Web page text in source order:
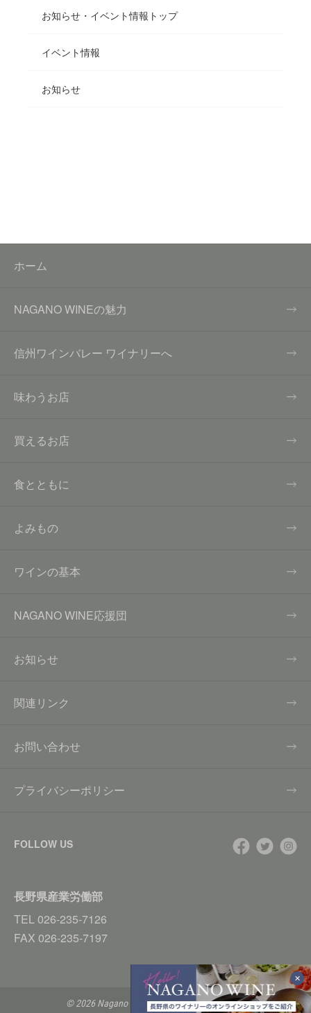
お知らせ・イベント情報トップ
イベント情報
お知らせ
ホーム
NAGANO WINEの魅力
信州ワインバレー ワイナリーへ
味わうお店
買えるお店
食とともに
よみもの
ワインの基本
NAGANO WINE応援団
お知らせ
関連リンク
お問い合わせ
プライバシーポリシー
FOLLOW US
長野県産業労働部
TEL 026-235-7126
FAX 026-235-7197
© 2026 Nagano Prefecture All Rights Reserved